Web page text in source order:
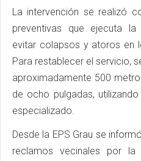
La intervención se realizó
preventivas que ejecuta
evitar colapsos y atoros en
Para restablecer el servicio,
aproximadamente 500
de ocho pulgadas,
especializado.
Desde la EPS Grau se
reclamos vecinales por